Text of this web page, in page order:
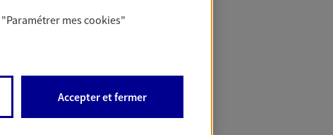
Protection
"Paramétrer mescookies"
Accepter et fermer